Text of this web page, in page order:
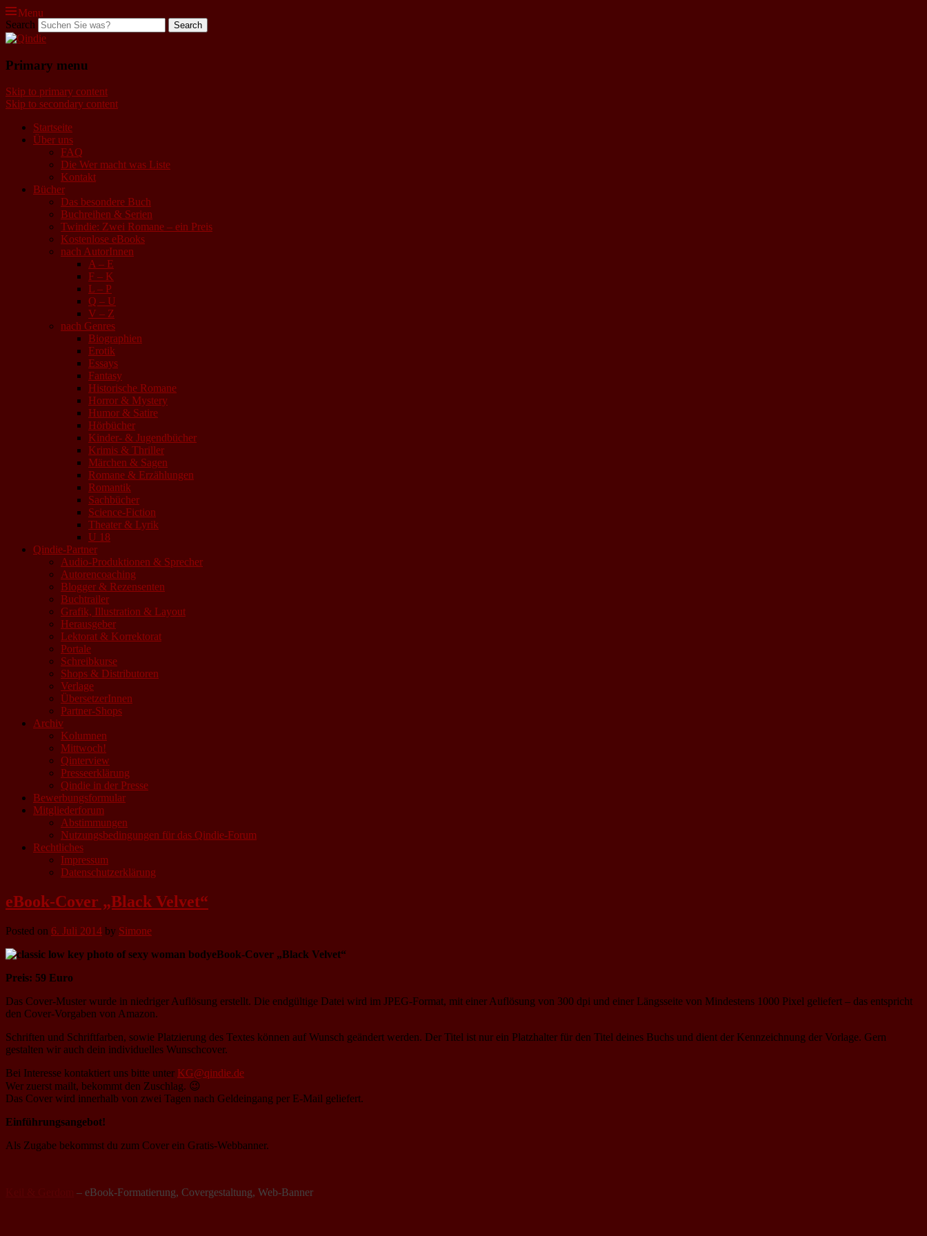
Menu
Qindie
Search
Primary menu
Skip to primary content
Skip to secondary content
Startseite
Über uns
FAQ
Die Wer macht was Liste
Kontakt
Bücher
Das besondere Buch
Buchreihen & Serien
Twindie: Zwei Romane – ein Preis
Kostenlose eBooks
nach AutorInnen
A – E
F – K
L – P
Q – U
V – Z
nach Genres
Biographien
Erotik
Essays
Fantasy
Historische Romane
Horror & Mystery
Humor & Satire
Hörbücher
Kinder- & Jugendbücher
Krimis & Thriller
Märchen & Sagen
Romane & Erzählungen
Romantik
Sachbücher
Science-Fiction
Theater & Lyrik
U 18
Qindie-Partner
Audio-Produktionen & Sprecher
Autorencoaching
Blogger & Rezensenten
Buchtrailer
Grafik, Illustration & Layout
Herausgeber
Lektorat & Korrektorat
Portale
Schreibkurse
Shops & Distributoren
Verlage
ÜbersetzerInnen
Partner-Shops
Archiv
Kolumnen
Mittwoch!
Qinterview
Presseerklärung
Qindie in der Presse
Bewerbungsformular
Mitgliederforum
Abstimmungen
Nutzungsbedingungen für das Qindie-Forum
Rechtliches
Impressum
Datenschutzerklärung
eBook-Cover „Black Velvet“
Posted on 6. Juli 2014 by Simone
eBook-Cover „Black Velvet“
Preis: 59 Euro
Das Cover-Muster wurde in niedriger Auflösung erstellt. Die endgültige Datei wird im JPEG-Format, mit einer Auflösung von 300 dpi und einer Längsseite von Mindestens 1000 Pixel geliefert – das entspricht
den Cover-Vorgaben von Amazon.
Schriften und Schriftfarben, sowie Platzierung des Textes können auf Wunsch geändert werden. Der Titel ist nur ein Platzhalter für den Titel deines Buchs und dient der Kennzeichnung der Vorlage. Gern
gestalten wir auch dein individuelles Wunschcover.
Bei Interesse kontaktiert uns bitte unter KG@qindie.de
Wer zuerst mailt, bekommt den Zuschlag. 😉
Das Cover wird innerhalb von zwei Tagen nach Geldeingang per E-Mail geliefert.
Einführungsangebot!
Als Zugabe bekommst du zum Cover ein Gratis-Webbanner.
– eBook-Formatierung, Covergestaltung, Web-Banner